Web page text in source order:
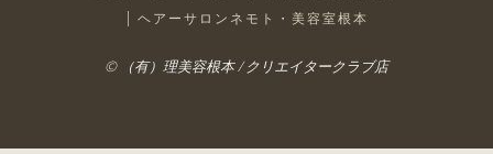
ヘアーサロンネモト・美容室根本
© （有）理美容根本 / クリエイタークラブ店